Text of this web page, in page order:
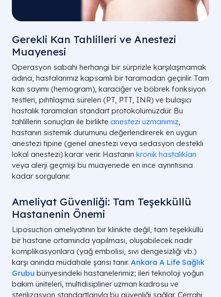
Gerekli Kan Tahlilleri ve Anestezi
Muayenesi
Operasyon sabahı herhangi bir sürprizle karşılaşmamak
adına, hastalarımız kapsamlı bir taramadan geçirilir. Tam
kan sayımı (hemogram), karaciğer ve böbrek fonksiyon
testleri, pıhtılaşma süreleri (PT, PTT, INR) ve bulaşıcı
hastalık taramaları standart protokolümüzdür. Bu
tahlillerin sonuçları ile birlikte anestezi uzmanımız,
hastanın sistemik durumunu değerlendirerek en uygun
anestezi tipine (genel anestezi veya sedasyon destekli
lokal anestezi) karar verir. Hastanın kronik hastalıkları
veya alerji geçmişi bu muayenede en ince ayrıntısına
kadar sorgulanır.
Ameliyat Güvenliği: Tam Teşekküllü
Hastanenin Önemi
Liposuction ameliyatının bir klinikte değil, tam teşekküllü
bir hastane ortamında yapılması, oluşabilecek nadir
komplikasyonlara (yağ embolisi, sıvı dengesizliği vb.)
karşı anında müdahale şansı tanır. Ankara A Life Sağlık
Grubu bünyesindeki hastanelerimiz; ileri teknoloji yoğun
bakım üniteleri, multidisipliner uzman kadrosu ve
sterilizasyon standartlarıyla bu güvenliği sağlar. Cerrahi